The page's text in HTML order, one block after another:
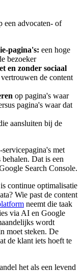
een advocaten- of
pagina's: een hoge
bezoeker
en zonder sociaal
de content
op pagina's waar
pagina's waar dat
aansluiten bij de
met
Dat is een
Search Console.
continue optimalisatie
Wie past de content
neemt die taak
via AI en Google
wordt
moet steken. De
de klant iets hoeft te
het als een levend